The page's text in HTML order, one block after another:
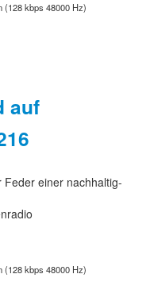
(128 kbps 48000 Hz)
auf
einer nachhaltig-
(128 kbps 48000 Hz)